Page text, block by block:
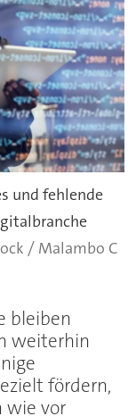
und fehlende
/ Malambo C
bleiben
weiterhin
fördern,
wie vor